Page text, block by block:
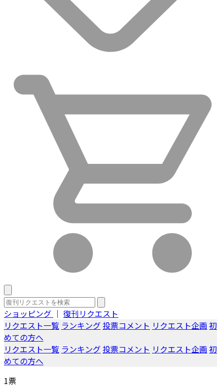
ショッピング ｜ 復刊リクエスト
リクエスト一覧 ランキング投票コメント リクエスト企画 初
めての方へ
リクエスト一覧 ランキング投票コメント リクエスト企画 初
めての方へ
1票